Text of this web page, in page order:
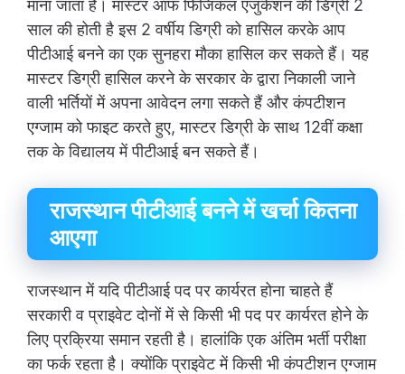
माना जाता है। मास्टर ऑफ फिजिकल एजुकेशन की डिग्री 2
साल की होती है इस 2 वर्षीय डिग्री को हासिल करके आप
पीटीआई बनने का एक सुनहरा मौका हासिल कर सकते हैं। यह
मास्टर डिग्री हासिल करने के सरकार के द्वारा निकाली जाने
वाली भर्तियों में अपना आवेदन लगा सकते हैं और कंपटीशन
एग्जाम को फाइट करते हुए, मास्टर डिग्री के साथ 12वीं कक्षा
तक के विद्यालय में पीटीआई बन सकते हैं।
राजस्थान पीटीआई बनने में खर्चा कितना
आएगा
राजस्थान में यदि पीटीआई पद पर कार्यरत होना चाहते हैं
सरकारी व प्राइवेट दोनों में से किसी भी पद पर कार्यरत होने के
लिए प्रक्रिया समान रहती है। हालांकि एक अंतिम भर्ती परीक्षा
का फर्क रहता है। क्योंकि प्राइवेट में किसी भी कंपटीशन एग्जाम